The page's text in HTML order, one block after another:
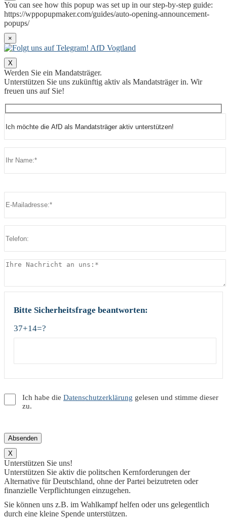
You can see how this popup was set up in our step-by-step guide:
https://wppopupmaker.com/guides/auto-opening-announcement-
popups/
×
X
Werden Sie ein Mandatsträger.
Unterstützen Sie uns zukünftig aktiv als Mandatsträger in. Wir
freuen uns auf Sie!
Bitte lasse dieses Feld leer.
Bitte Sicherheitsfrage beantworten:
37+14=?
Ich habe die Datenschutzerklärung gelesen und stimme dieser
zu.
X
Unterstützen Sie uns!
Unterstützen Sie aktiv die politschen Kernforderungen der
Alternative für Deutschland, ohne der Partei beizutreten oder
finanzielle Verpflichtungen einzugehen.
Sie können uns z.B. im Wahlkampf helfen oder uns gelegentlich
durch eine kleine Spende unterstützen.